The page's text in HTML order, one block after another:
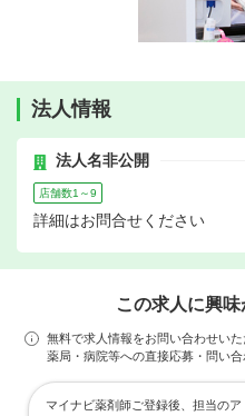
法人情報
法人名非公開
店舗数1～9
詳細はお問合せください
この求人に興
無料で求人情報をお問い合わせいた
薬局・病院等への直接応募・問い
マイナビ薬剤師ご登録後、担当のア